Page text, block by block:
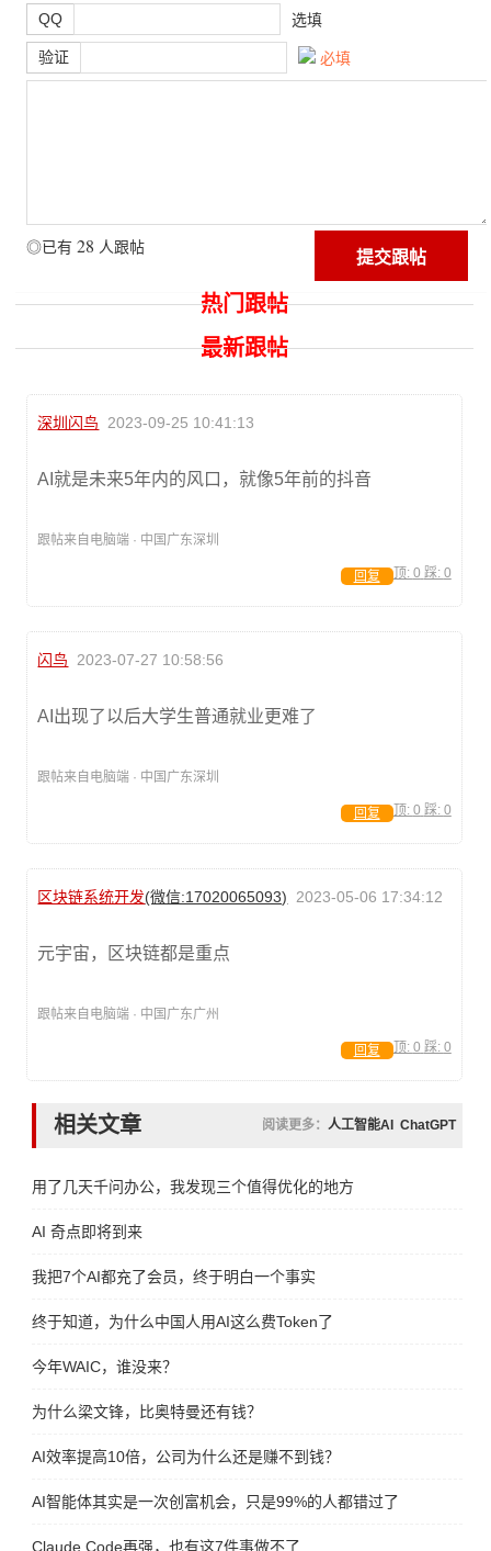
QQ 选填
验证 必填
◎已有 28 人跟帖
热门跟帖
最新跟帖
深圳闪鸟 2023-09-25 10:41:13
AI就是未来5年内的风口，就像5年前的抖音
跟帖来自电脑端 · 中国广东深圳
顶: 0 踩: 0
回复
闪鸟 2023-07-27 10:58:56
AI出现了以后大学生普通就业更难了
跟帖来自电脑端 · 中国广东深圳
顶: 0 踩: 0
回复
区块链系统开发(微信:17020065093) 2023-05-06 17:34:12
元宇宙，区块链都是重点
跟帖来自电脑端 · 中国广东广州
顶: 0 踩: 0
回复
相关文章 阅读更多： 人工智能AI ChatGPT
用了几天千问办公，我发现三个值得优化的地方
AI 奇点即将到来
我把7个AI都充了会员，终于明白一个事实
终于知道，为什么中国人用AI这么费Token了
今年WAIC，谁没来？
为什么梁文锋，比奥特曼还有钱？
AI效率提高10倍，公司为什么还是赚不到钱？
AI智能体其实是一次创富机会，只是99%的人都错过了
Claude Code再强，也有这7件事做不了